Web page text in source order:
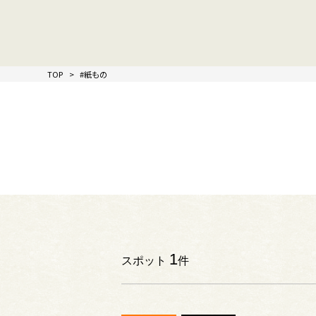
TOP #紙もの
スポット 1件